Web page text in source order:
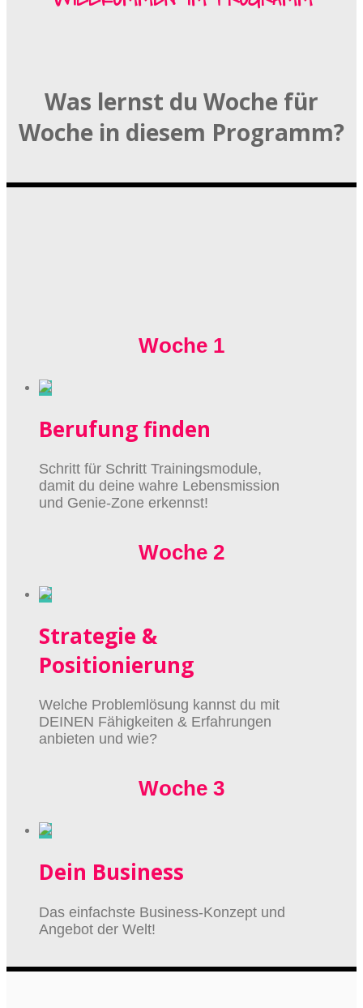
Was lernst du Woche für
Woche in diesem Programm?
Woche 1
Berufung finden
Schritt für Schritt Trainingsmodule,
damit du deine wahre Lebensmission
und Genie-Zone erkennst!
Woche 2
Strategie &
Positionierung
Welche Problemlösung kannst du mit
DEINEN Fähigkeiten & Erfahrungen
anbieten und wie?
Woche 3
Dein Business
Das einfachste Business-Konzept und
Angebot der Welt!